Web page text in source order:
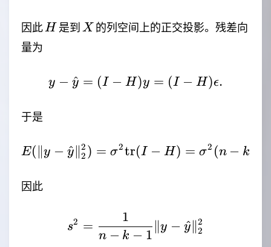
因此 H
H是到 X
X 的列空间上的正交投影。残差向
量为
y-\hat{y}=(I-H)y=(I-
y − y
^ = (I − H)y = (I − H)ϵ.
于是
E(\|y-
E( ∥y − y
^ 2
2 ) = σ2tr(I − H) = σ2 (n − k
因此
s^2=\frac{1}{n-k-
s2 =
n − k − 1
1
∥y − y
^ 2
2